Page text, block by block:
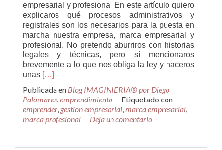
empresarial y profesional En este artículo quiero
explicaros qué procesos administrativos y
registrales son los necesarios para la puesta en
marcha nuestra empresa, marca empresarial y
profesional. No pretendo aburriros con historias
legales y técnicas, pero sí mencionaros
brevemente a lo que nos obliga la ley y haceros
unas Leer
para
lanzar
nuestra
Empresa,
Marca
[…]
Publicada en Blog IMAGINIERIA® por Diego
Palomares,emprendimiento
Etiquetado con
emprender, gestion empresarial,marca empresarial,
marca profesional
Deja un comentario